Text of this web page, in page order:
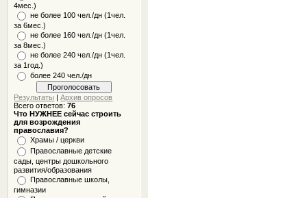
4мес.)
не более 100 чел./дн (1чел.
за 6мес.)
не более 160 чел./дн (1чел.
за 8мес.)
не более 240 чел./дн (1чел.
за 1год.)
более 240 чел./дн
Результаты |Архив опросов
Всего ответов:76
Что НУЖНЕЕ сейчас строить
для возрождения
православия?
Храмы / церкви
Православные детские
сады, центры дошкольного
развития/образования
Православные школы,
гимназии